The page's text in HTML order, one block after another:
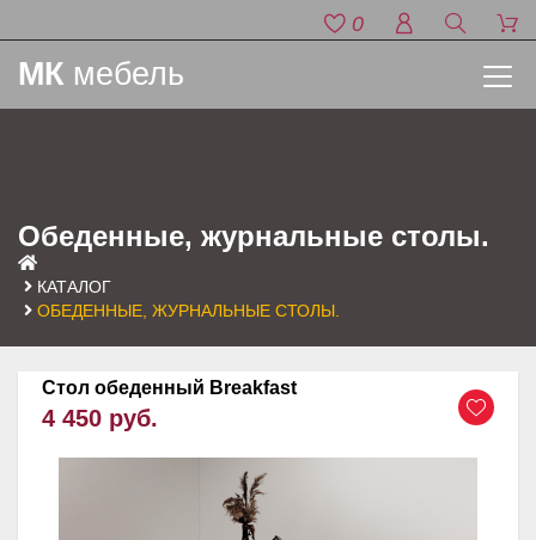
0
МК мебель
Обеденные, журнальные столы.
КАТАЛОГ
ОБЕДЕННЫЕ, ЖУРНАЛЬНЫЕ СТОЛЫ.
Стол обеденный Breakfast
4 450 руб.